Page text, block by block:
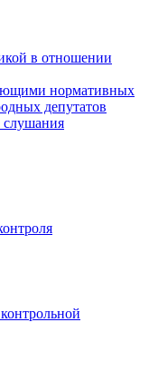
в отношении
нормативных
депутатов